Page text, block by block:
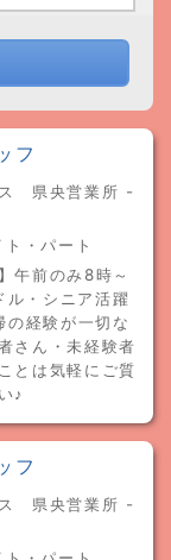
フ
ス 県央営業所 -
・パート
午前のみ8時～
・シニア活躍
経験が一切な
さん・未経験者
とは気軽にご質
♪
フ
ス 県央営業所 -